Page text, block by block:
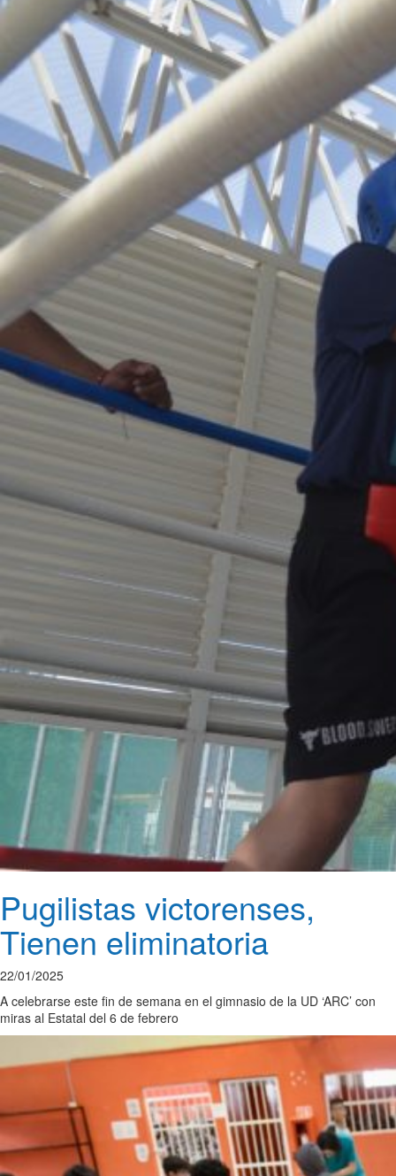
Pugilistas victorenses,
Tienen eliminatoria
22/01/2025
A celebrarse este fin de semana en el gimnasio de la UD ‘ARC’ con
miras al Estatal del 6 de febrero